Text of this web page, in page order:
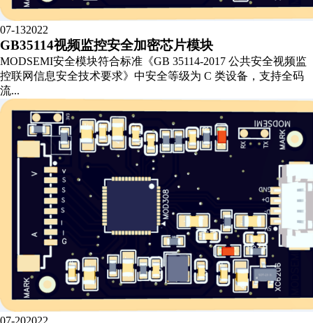
07-132022
GB35114视频监控安全加密芯片模块
MODSEMI安全模块符合标准《GB 35114-2017 公共安全视频监
控联网信息安全技术要求》中安全等级为 C 类设备，支持全码
流...
07-202022